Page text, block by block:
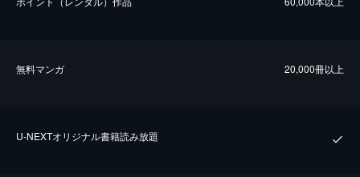
無料マンガ 20,000冊以上
U-NEXTオリジナル書籍読み放題